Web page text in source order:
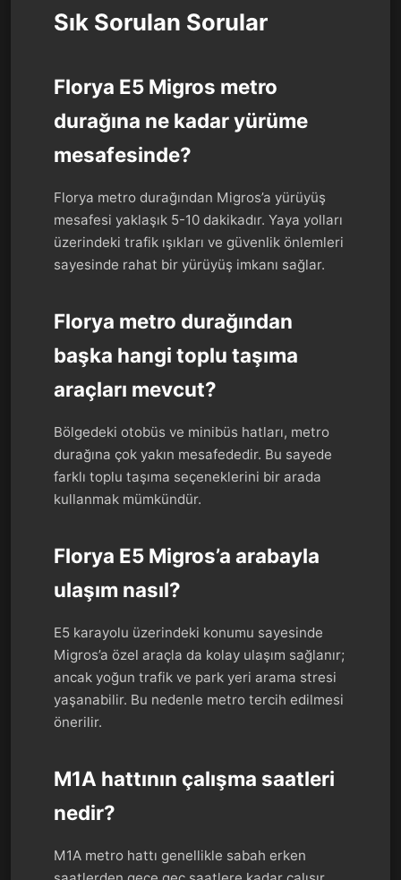
Sık Sorulan Sorular
Florya E5 Migros metro
durağına ne kadar yürüme
mesafesinde?
Florya metro durağından Migros’a yürüyüş
mesafesi yaklaşık 5-10 dakikadır. Yaya yolları
üzerindeki trafik ışıkları ve güvenlik önlemleri
sayesinde rahat bir yürüyüş imkanı sağlar.
Florya metro durağından
başka hangi toplu taşıma
araçları mevcut?
Bölgedeki otobüs ve minibüs hatları, metro
durağına çok yakın mesafededir. Bu sayede
farklı toplu taşıma seçeneklerini bir arada
kullanmak mümkündür.
Florya E5 Migros’a arabayla
ulaşım nasıl?
E5 karayolu üzerindeki konumu sayesinde
Migros’a özel araçla da kolay ulaşım sağlanır;
ancak yoğun trafik ve park yeri arama stresi
yaşanabilir. Bu nedenle metro tercih edilmesi
önerilir.
M1A hattının çalışma saatleri
nedir?
M1A metro hattı genellikle sabah erken